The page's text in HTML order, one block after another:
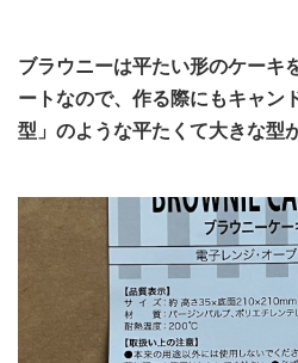
ブラウニーは平たい形のケーキ
ートなので、作る際にもキャン
型」のような平たくて大きな型